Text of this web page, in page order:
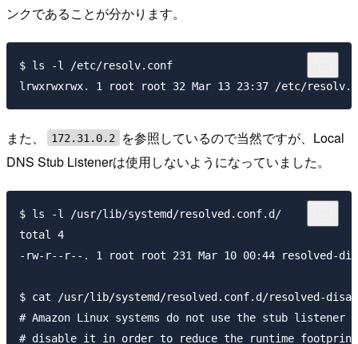
ンクであることが分かります。
$ ls -l /etc/resolv.conf
また、 172.31.0.2
を参照しているので当然ですが、Local
DNS Stub Listenerは使用しないようになっていました。
$ ls -l /usr/lib/systemd/resolved.conf.d/
total 4
-rw-r--r--. 1 root root 231 Mar 10 00:44 resolved-
$ cat /usr/lib/systemd/resolved.conf.d/resolved-
# Amazon Linux systems do not use the stub listener
# disable it in order to reduce the runtime